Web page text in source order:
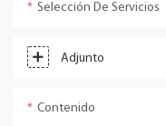
Selección De Servicios
Adjunto
Contenido